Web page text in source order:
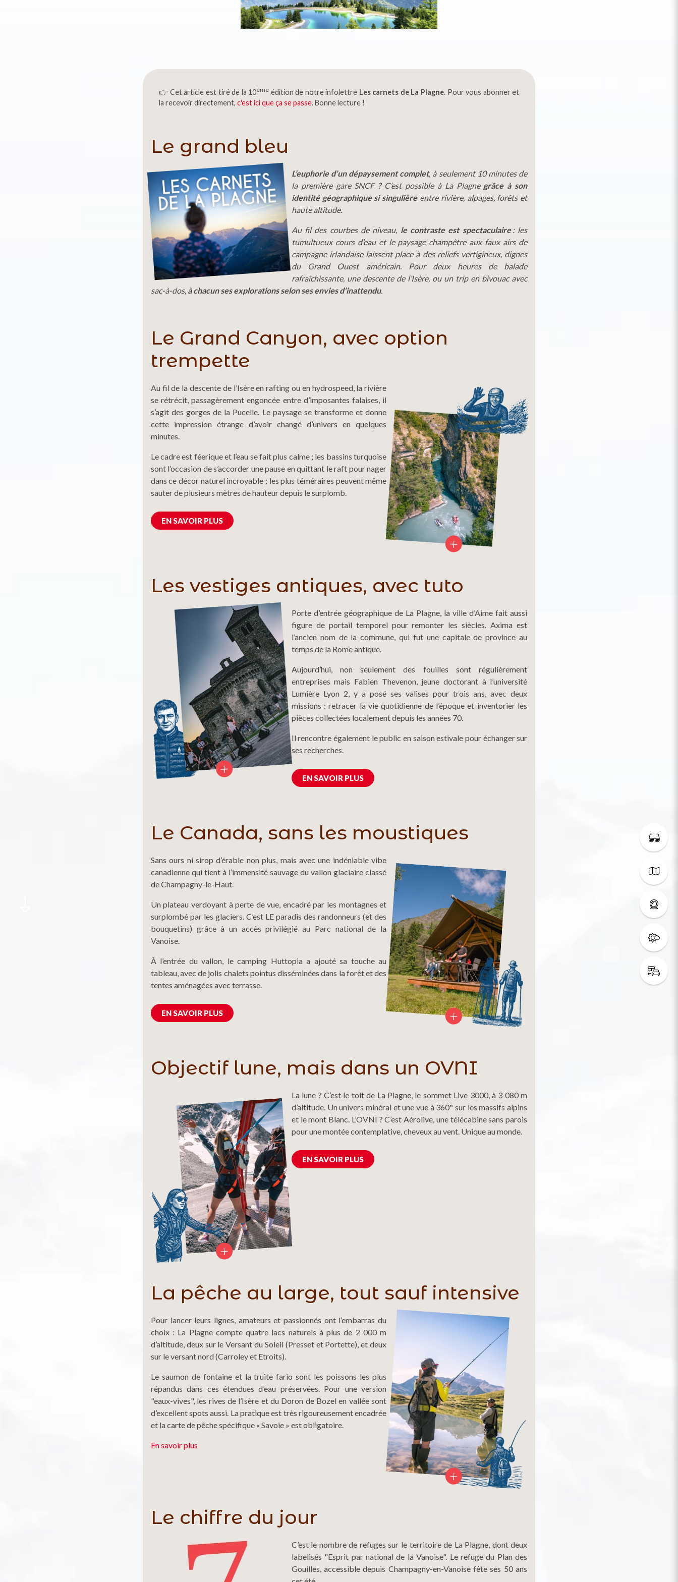
👉 Cet article est tiré de la 10ème édition de notre infolettre Les carnets de La Plagne. Pour vous abonner et
la recevoir directement, c'est ici que ça se passe. Bonne lecture !
Le grand bleu
L’euphorie d’un dépaysement complet, à seulement 10 minutes de
la première gare SNCF ? C’est possible à La Plagne grâce à son
identité géographique si singulièreentre rivière, alpages, forêts et
haute altitude.
Au fil des courbes de niveau, le contraste est spectaculaire: les
tumultueux cours d’eau et le paysage champêtre aux faux airs de
campagne irlandaise laissent place à des reliefs vertigineux, dignes
du Grand Ouest américain. Pour deux heures de balade
rafraîchissante, une descente de l’Isère, ou un trip en bivouac avec
sac-à-dos, à chacun ses explorations selon ses envies d’inattendu.
Le Grand Canyon, avec option
trempette
Au fil de la descente de l’Isère en rafting ou en hydrospeed, la rivière
se rétrécit, passagèrement engoncée entre d’imposantes falaises, il
s’agit des gorges de la Pucelle. Le paysage se transforme et donne
cette impression étrange d’avoir changé d’univers en quelques
minutes.
Le cadre est féerique et l’eau se fait plus calme ; les bassins turquoise
sont l’occasion de s’accorder une pause en quittant le raft pour nager
dans ce décor naturel incroyable ; les plus téméraires peuvent même
sauter de plusieurs mètres de hauteur depuis le surplomb.
EN SAVOIR PLUS
Les vestiges antiques, avec tuto
Porte d’entrée géographique de La Plagne, la ville d’Aime fait aussi
figure de portail temporel pour remonter les siècles. Axima est
l’ancien nom de la commune, qui fut une capitale de province au
temps de la Rome antique.
Aujourd’hui, non seulement des fouilles sont régulièrement
entreprises mais Fabien Thevenon, jeune doctorant à l’université
Lumière Lyon 2, y a posé ses valises pour trois ans, avec deux
missions : retracer la vie quotidienne de l’époque et inventorier les
pièces collectées localement depuis les années 70.
Il rencontre également le public en saison estivale pour échanger sur
ses recherches.
EN SAVOIR PLUS
Le Canada, sans les moustiques
Sans ours ni sirop d’érable non plus, mais avec une indéniable vibe
canadienne qui tient à l’immensité sauvage du vallon glaciaire classé
de Champagny-le-Haut.
Un plateau verdoyant à perte de vue, encadré par les montagnes et
surplombé par les glaciers. C’est LE paradis des randonneurs (et des
bouquetins) grâce à un accès privilégié au Parc national de la
Vanoise.
À l’entrée du vallon, le camping Huttopia a ajouté sa touche au
tableau, avec de jolis chalets pointus disséminées dans la forêt et des
tentes aménagées avec terrasse.
EN SAVOIR PLUS
Objectif lune, mais dans un OVNI
La lune ? C’est le toit de La Plagne, le sommet Live 3000, à 3 080 m
d’altitude. Un univers minéral et une vue à 360° sur les massifs alpins
et le mont Blanc. L’OVNI ? C’est Aérolive, une télécabine sans parois
pour une montée contemplative, cheveux au vent. Unique au monde.
EN SAVOIR PLUS
La pêche au large, tout sauf intensive
Pour lancer leurs lignes, amateurs et passionnés ont l’embarras du
choix : La Plagne compte quatre lacs naturels à plus de 2 000 m
d’altitude, deux sur le Versant du Soleil (Presset et Portette), et deux
sur le versant nord (Carroley et Etroits).
Le saumon de fontaine et la truite fario sont les poissons les plus
répandus dans ces étendues d’eau préservées. Pour une version
"eaux-vives", les rives de l’Isère et du Doron de Bozel en vallée sont
d’excellent spots aussi. La pratique est très rigoureusement encadrée
et la carte de pêche spécifique « Savoie » est obligatoire.
En savoir plus
Le chiffre du jour
C’est le nombre de refuges sur le territoire de La Plagne, dont deux
labelisés "Esprit par national de la Vanoise". Le refuge du Plan des
Gouilles, accessible depuis Champagny-en-Vanoise fête ses 50 ans